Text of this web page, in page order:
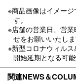
※商品画像はイメー
す。
※店舗の営業日、営
せをお願いいたしま
※新型コロナウィル
開始延期となる可能
関連NEWS＆